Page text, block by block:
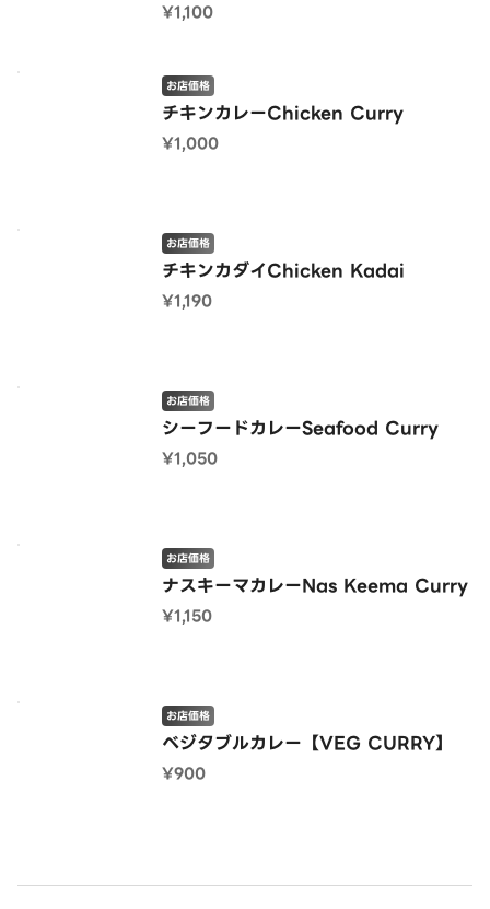
¥1,100
チキンカレーChicken Curry
お店価格
¥1,000
チキンカダイChicken Kadai
お店価格
¥1,190
シーフードカレーSeafood Curry
お店価格
¥1,050
ナスキーマカレーNas Keema Curry
お店価格
¥1,150
ベジタブルカレー【VEG CURRY】
お店価格
¥900